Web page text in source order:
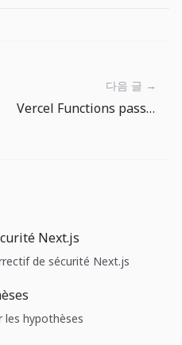
다음 글 →
Vercel Functions passe à 30 minutes: les choix à faire avant les longs traitements IA
Next.js
de sécurité Next.js
les hypothèses